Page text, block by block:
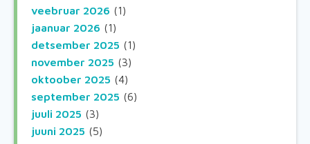
veebruar 2026 (1)
jaanuar 2026 (1)
detsember 2025 (1)
november 2025 (3)
oktoober 2025 (4)
september 2025 (6)
juuli 2025 (3)
juuni 2025 (5)